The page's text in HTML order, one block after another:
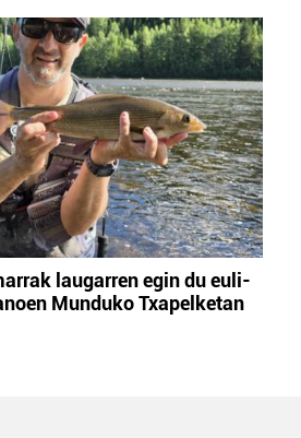
laugarren egin du euli-
Munduko Txapelketan